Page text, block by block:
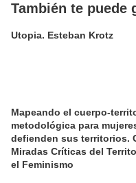
También te puede
Utopia. Esteban Krotz
Mapeando el cuerpo-
metodológica para
defienden sus territorios.
Miradas Críticas del
el Feminismo